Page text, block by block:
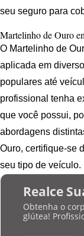
seu seguro para
Martelinho de Ouro
O Martelinho de
aplicada em
populares até
profissional tenha
que você possui,
abordagens
Ouro, certifique-se
seu tipo de veículo.
Realce
Obtenha o
glútea!